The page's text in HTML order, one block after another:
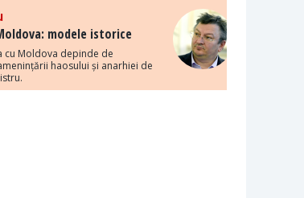
modele istorice
cu Moldova depinde de
haosului și anarhiei de